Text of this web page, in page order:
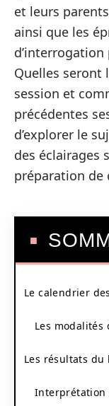
et leurs
ainsi que les
Quelles seront
session et
précédentes
d’explorer le
des éclairages
préparation de
Le calendrier
Les modalités
Les résultats du
Interprétation